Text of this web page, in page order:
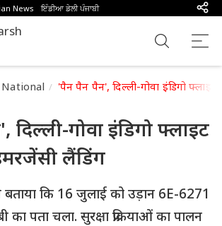
News ਇੰਡੀਆ ਡੇਲੀ ਪੰਜਾਬੀ
National 'पैन पैन पैन', दिल्ली-गोवा इंडिगो
गोवा इंडिगो फ्लाइट
लैंडिंग
ने बताया कि 16 जुलाई को उड़ान 6E-6271
पता चला. सुरक्षा प्रक्रियाओं का पालन